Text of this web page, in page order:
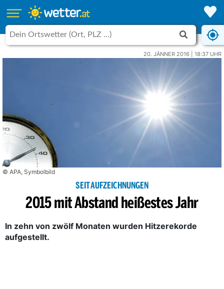
20. JÄNNER 2016 | 18:37 UHR
© APA, Symbolbild
SEIT AUFZEICHNUNGEN
2015 mit Abstand heißestes Jahr
In zehn von zwölf Monaten wurden Hitzerekorde
aufgestellt.